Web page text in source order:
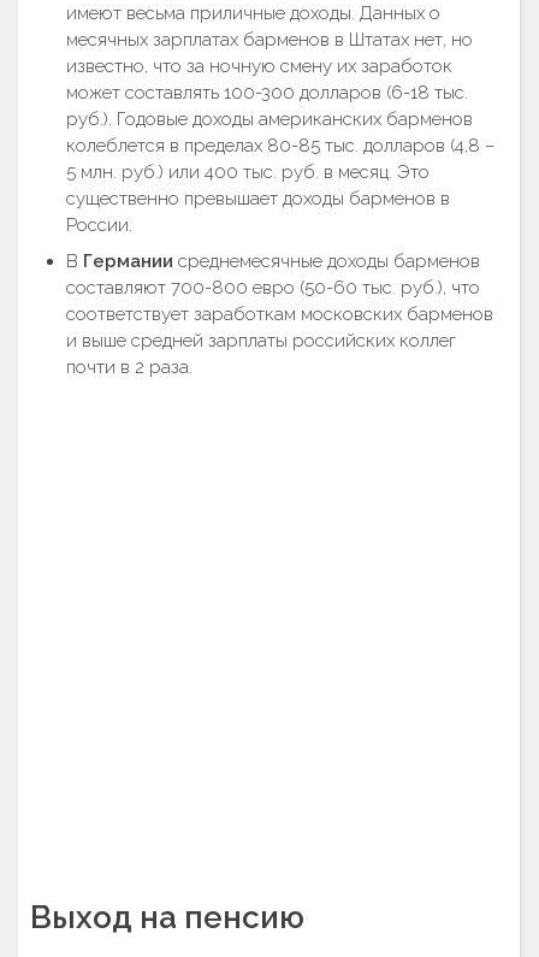
имеют весьма приличные доходы. Данных о
месячных зарплатах барменов в Штатах нет, но
известно, что за ночную смену их заработок
может составлять 100-300 долларов (6-18 тыс.
руб.). Годовые доходы американских барменов
колеблется в пределах 80-85 тыс. долларов (4,8 –
5 млн. руб.) или 400 тыс. руб. в месяц. Это
существенно превышает доходы барменов в
России.
В Германии среднемесячные доходы барменов
составляют 700-800 евро (50-60 тыс. руб.), что
соответствует заработкам московских барменов
и выше средней зарплаты российских коллег
почти в 2 раза.
Выход на пенсию